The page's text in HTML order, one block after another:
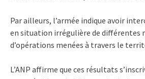
Par ailleurs, l’armée indique avoir
en situation irrégulière de différentes
d’opérations menées à travers le
L’ANP affirme que ces résultats